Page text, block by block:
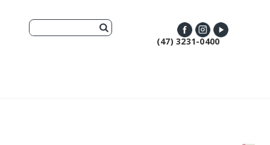
(47) 3231-0400